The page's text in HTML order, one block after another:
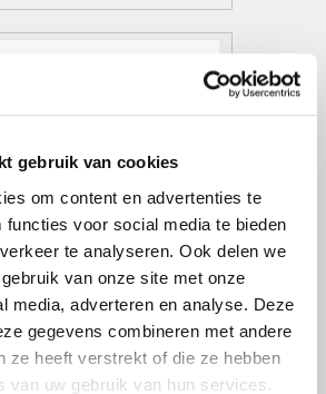
gebruik van cookies
om content en advertenties te
functies voor social media te bieden
te analyseren. Ook delen we
van onze site met onze
media, adverteren en analyse. Deze
gegevens combineren met andere
ze heeft verstrekt of die ze hebben
van uw gebruik van hun services.
PROFESSIONAL
6,2M WERKHOOGTE
VRIJSTAAND